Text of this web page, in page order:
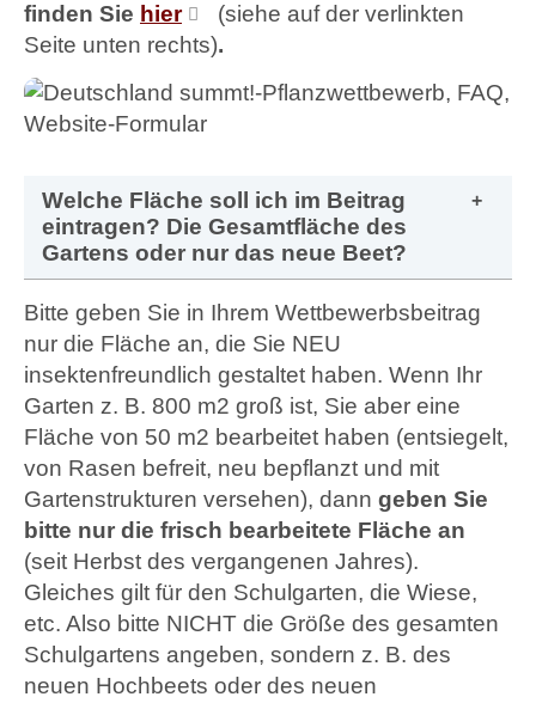
finden Sie hier
(siehe auf der verlinkten
Seite unten rechts).
Welche Fläche soll ich im Beitrag
eintragen? Die Gesamtfläche des
Gartens oder nur das neue Beet?
Bitte geben Sie in Ihrem Wettbewerbsbeitrag
nur die Fläche an, die Sie NEU
insektenfreundlich gestaltet haben. Wenn Ihr
Garten z. B. 800 m2 groß ist, Sie aber eine
Fläche von 50 m2 bearbeitet haben (entsiegelt,
von Rasen befreit, neu bepflanzt und mit
Gartenstrukturen versehen), dann geben Sie
bitte nur die frisch bearbeitete Fläche an
(seit Herbst des vergangenen Jahres).
Gleiches gilt für den Schulgarten, die Wiese,
etc. Also bitte NICHT die Größe des gesamten
Schulgartens angeben, sondern z. B. des
neuen Hochbeets oder des neuen